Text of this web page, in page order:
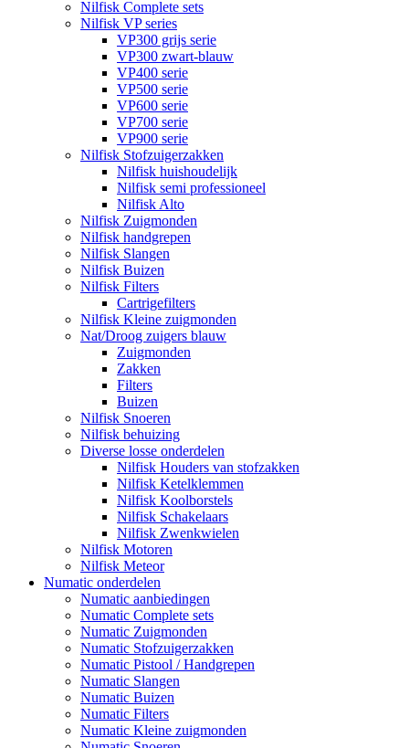
Nilfisk Complete sets
Nilfisk VP series
VP300 grijs serie
VP300 zwart-blauw
VP400 serie
VP500 serie
VP600 serie
VP700 serie
VP900 serie
Nilfisk Stofzuigerzakken
Nilfisk huishoudelijk
Nilfisk semi professioneel
Nilfisk Alto
Nilfisk Zuigmonden
Nilfisk handgrepen
Nilfisk Slangen
Nilfisk Buizen
Nilfisk Filters
​Cartrigefilters
Nilfisk Kleine zuigmonden
Nat/Droog zuigers blauw
Zuigmonden
Zakken
Filters
Buizen
Nilfisk Snoeren
Nilfisk behuizing
Diverse losse onderdelen
Nilfisk Houders van stofzakken
Nilfisk Ketelklemmen
Nilfisk Koolborstels
Nilfisk Schakelaars
Nilfisk Zwenkwielen
Nilfisk Motoren
Nilfisk Meteor
Numatic onderdelen
Numatic aanbiedingen
Numatic Complete sets
Numatic Zuigmonden
Numatic Stofzuigerzakken
Numatic Pistool / Handgrepen
Numatic Slangen
Numatic Buizen
Numatic Filters
Numatic Kleine zuigmonden